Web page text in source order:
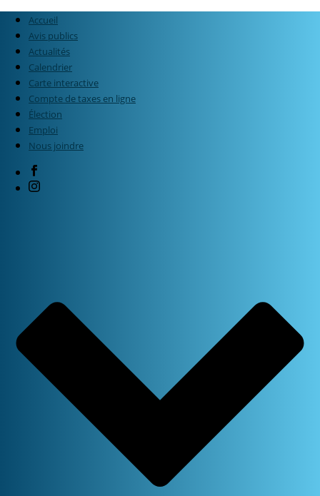
Accueil
Avis publics
Actualités
Calendrier
Carte interactive
Compte de taxes en ligne
Élection
Emploi
Nous joindre